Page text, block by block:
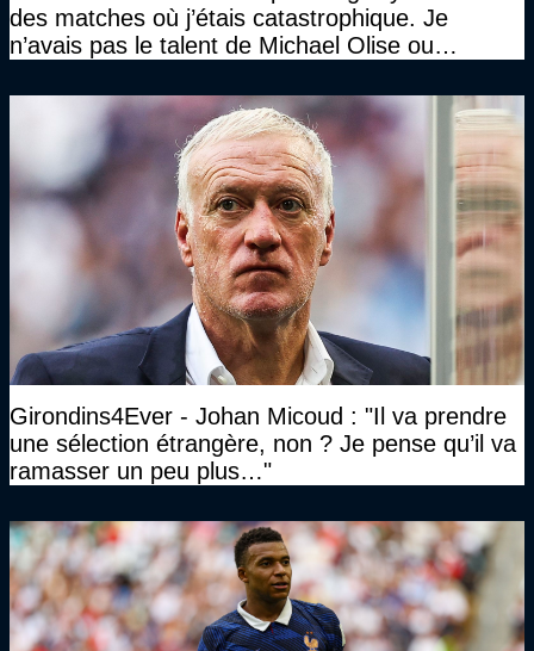
des matches où j’étais catastrophique. Je
n’avais pas le talent de Michael Olise ou
quelque chose d’assez incroyable"
Girondins4Ever - Johan Micoud : "Il va prendre
une sélection étrangère, non ? Je pense qu’il va
ramasser un peu plus…"